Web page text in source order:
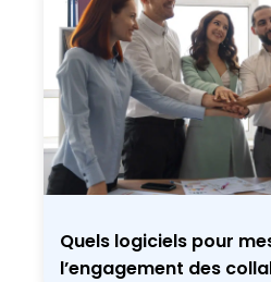
Quels logiciels pour
l’engagement des